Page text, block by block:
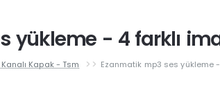
yükleme - 4 farklı
Kapak - Tsm Ezanmatik mp3 ses yükleme